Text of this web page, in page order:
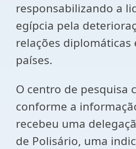
responsabilizando a
egípcia pela
relações diplomáticas
países.
O centro de pesquisa
conforme a
recebeu uma
de Polisário, uma